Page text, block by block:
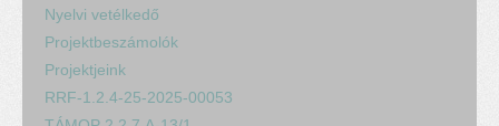
Nyelvi vetélkedő
Projektbeszámolók
Projektjeink
RRF-1.2.4-25-2025-00053